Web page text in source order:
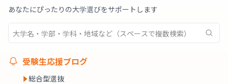
あなたにぴったりの大学選びをサポートします
受験生応援ブログ
総合型選抜